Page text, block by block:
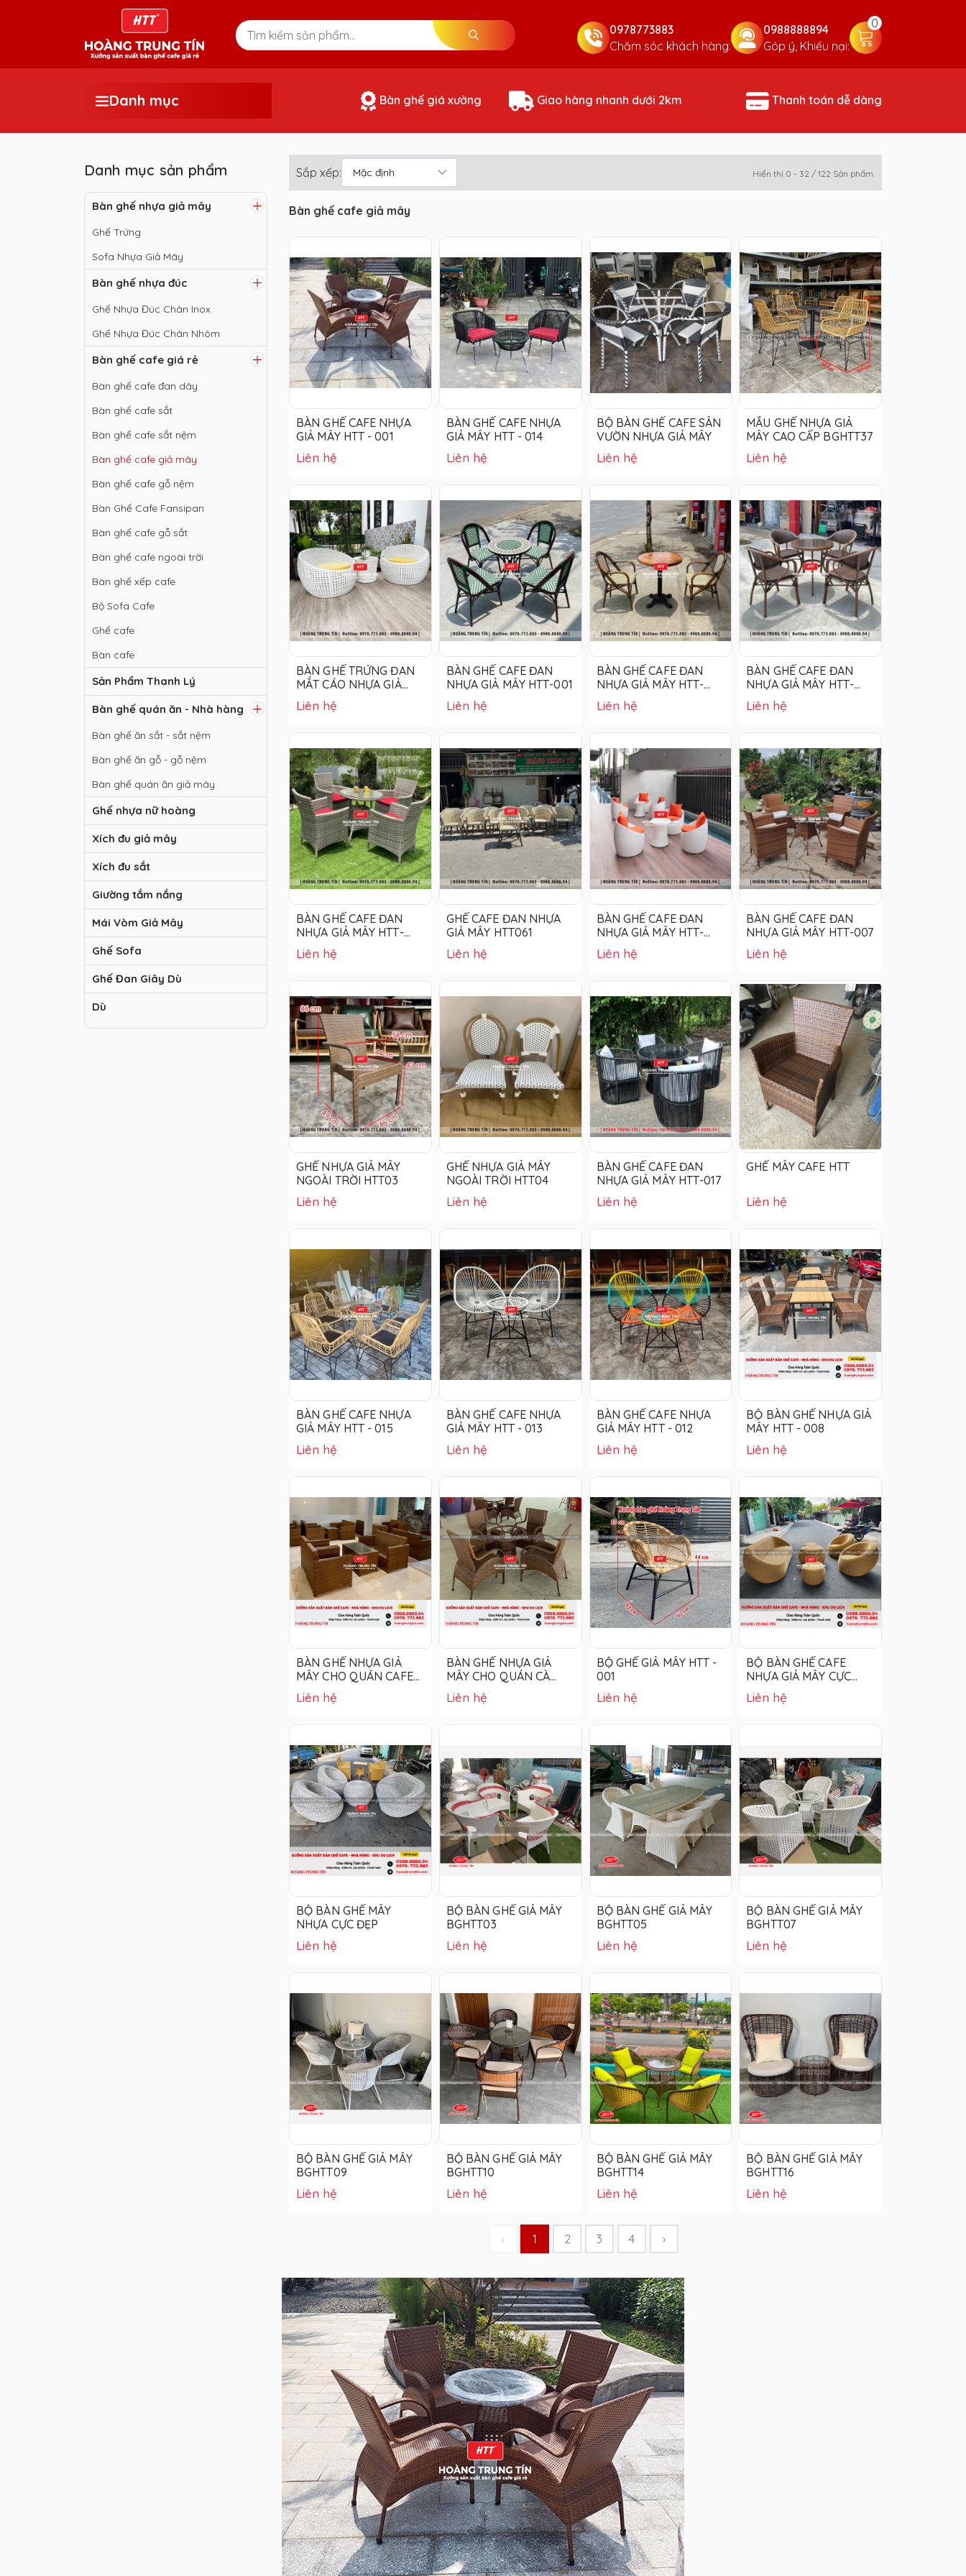
0978773883
Chăm sóc khách hàng:
0988888894
Góp ý, Khiếu nại:
0
Danh mục Bàn ghế giá xưởng Giao hàng nhanh dưới 2km Thanh toán dễ dàng
Sắp xếp: Hiển thị 0 - 32 / 122 Sản phẩm.
Bàn ghế cafe giả mây
BÀN GHẾ CAFE NHỰA
GIẢ MÂY HTT - 001
Liên hệ
BÀN GHẾ CAFE NHỰA
GIẢ MÂY HTT - 014
Liên hệ
BỘ BÀN GHẾ CAFE SÂN
VƯỜN NHỰA GIẢ MÂY
Liên hệ
MẪU GHẾ NHỰA GIẢ
MÂY CAO CẤP BGHTT37
Liên hệ
BÀN GHẾ TRỨNG ĐAN
MẮT CÁO NHỰA GIẢ
MÂY HTT01
Liên hệ
BÀN GHẾ CAFE ĐAN
NHỰA GIẢ MÂY HTT-001
Liên hệ
BÀN GHẾ CAFE ĐAN
NHỰA GIẢ MÂY HTT-
002
Liên hệ
BÀN GHẾ CAFE ĐAN
NHỰA GIẢ MÂY HTT-
003
Liên hệ
BÀN GHẾ CAFE ĐAN
NHỰA GIẢ MÂY HTT-
004
Liên hệ
GHẾ CAFE ĐAN NHỰA
GIẢ MÂY HTT061
Liên hệ
BÀN GHẾ CAFE ĐAN
NHỰA GIẢ MÂY HTT-
005
Liên hệ
BÀN GHẾ CAFE ĐAN
NHỰA GIẢ MÂY HTT-007
Liên hệ
GHẾ NHỰA GIẢ MÂY
NGOÀI TRỜI HTT03
Liên hệ
GHẾ NHỰA GIẢ MÂY
NGOÀI TRỜI HTT04
Liên hệ
BÀN GHẾ CAFE ĐAN
NHỰA GIẢ MÂY HTT-017
Liên hệ
GHẾ MÂY CAFE HTT
Liên hệ
BÀN GHẾ CAFE NHỰA
GIẢ MÂY HTT - 015
Liên hệ
BÀN GHẾ CAFE NHỰA
GIẢ MÂY HTT - 013
Liên hệ
BÀN GHẾ CAFE NHỰA
GIẢ MÂY HTT - 012
Liên hệ
BỘ BÀN GHẾ NHỰA GIẢ
MÂY HTT - 008
Liên hệ
BÀN GHẾ NHỰA GIẢ
MÂY CHO QUÁN CAFE
HTT - 007
Liên hệ
BÀN GHẾ NHỰA GIẢ
MÂY CHO QUÁN CÀ
PHÊ HTT - 006
Liên hệ
BỘ GHẾ GIẢ MÂY HTT -
001
Liên hệ
BỘ BÀN GHẾ CAFE
NHỰA GIẢ MÂY CỰC
ĐẸP
Liên hệ
BỘ BÀN GHẾ MÂY
NHỰA CỰC ĐẸP
Liên hệ
BỘ BÀN GHẾ GIẢ MÂY
BGHTT03
Liên hệ
BỘ BÀN GHẾ GIẢ MÂY
BGHTT05
Liên hệ
BỘ BÀN GHẾ GIẢ MÂY
BGHTT07
Liên hệ
BỘ BÀN GHẾ GIẢ MÂY
BGHTT09
Liên hệ
BỘ BÀN GHẾ GIẢ MÂY
BGHTT10
Liên hệ
BỘ BÀN GHẾ GIẢ MÂY
BGHTT14
Liên hệ
BỘ BÀN GHẾ GIẢ MÂY
BGHTT16
Liên hệ
‹ 1 2 3 4 ›
Danh mục sản phẩm
Bàn ghế nhựa giả mây
Ghế Trứng
Sofa Nhựa Giả Mây
Bàn ghế nhựa đúc
Ghế Nhựa Đúc Chân Inox
Ghế Nhựa Đúc Chân Nhôm
Bàn ghế cafe giá rẻ
Bàn ghế cafe đan dây
Bàn ghế cafe sắt
Bàn ghế cafe sắt nệm
Bàn ghế cafe giả mây
Bàn ghế cafe gỗ nệm
Bàn Ghế Cafe Fansipan
Bàn ghế cafe gỗ sắt
Bàn ghế cafe ngoài trời
Bàn ghế xếp cafe
Bộ Sofa Cafe
Ghế cafe
Bàn cafe
Sản Phẩm Thanh Lý
Bàn ghế quán ăn - Nhà hàng
Bàn ghế ăn sắt - sắt nệm
Bàn ghế ăn gỗ - gỗ nệm
Bàn ghế quán ăn giả mây
Ghế nhựa nữ hoàng
Xích đu giả mây
Xích đu sắt
Giường tắm nắng
Mái Vòm Giả Mây
Ghế Sofa
Ghế Đan Giây Dù
Dù